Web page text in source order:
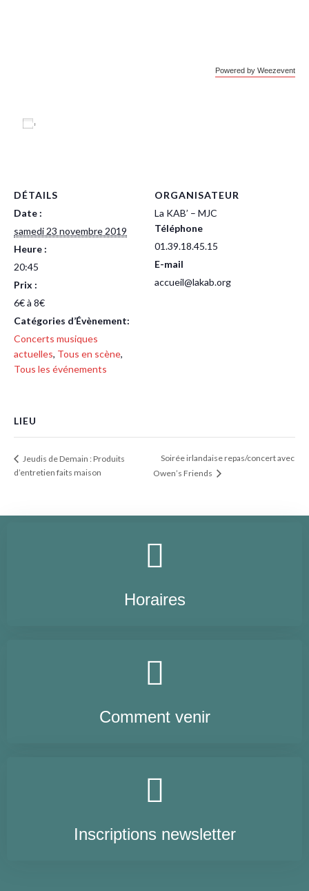
Powered by Weezevent
DÉTAILS
Date :
samedi 23 novembre 2019
Heure :
20:45
Prix :
6€ à 8€
Catégories d’Évènement:
Concerts musiques
actuelles, Tous en scène,
Tous les événements
ORGANISATEUR
La KAB’ – MJC
Téléphone
01.39.18.45.15
E-mail
accueil@lakab.org
LIEU
Jeudis de Demain : Produits
d’entretien faits maison
Soirée irlandaise repas/concert avec
Owen’s Friends
Horaires
Comment venir
Inscriptions newsletter